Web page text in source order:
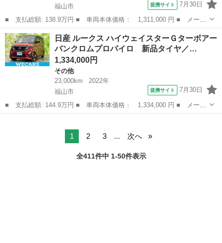
福山市
提携サイト 7月30日
■ 支払総額: 138.9万円 ■ 車両本体価格： 1,311,000 円 ■ メーカ
ー名： 日産 ■ 車種名： デイズ ■ グレード名： Ｘ 保証書／
純正 ９インチ ＳＤナビ／エマージェンシーブレーキ／アラウンド
ビューモ...
広島 福山市 デイズ
日産 ルークス ハイウェイスターＧターボアー
バンクロムプロパイロ 新品タイヤ／…
1,334,000円
その他
23,000km
2022年
福山市
提携サイト 7月30日
■ 支払総額: 144.9万円 ■ 車両本体価格： 1,334,000 円 ■ メーカ
ー名： 日産 ■ 車種名： ルークス ■ グレード名： ハイウェイ
1 2 3 ... 次へ
全411件中 1-50件表示